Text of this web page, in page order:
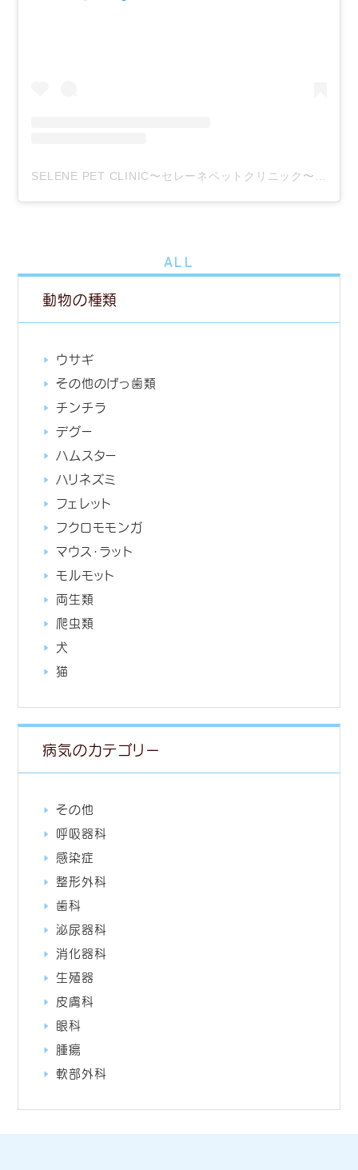
ALL
動物の種類
ウサギ
その他のげっ歯類
チンチラ
デグー
ハムスター
ハリネズミ
フェレット
フクロモモンガ
マウス・ラット
モルモット
両生類
爬虫類
犬
猫
病気のカテゴリー
その他
呼吸器科
感染症
整形外科
歯科
泌尿器科
消化器科
生殖器
皮膚科
眼科
腫瘍
軟部外科